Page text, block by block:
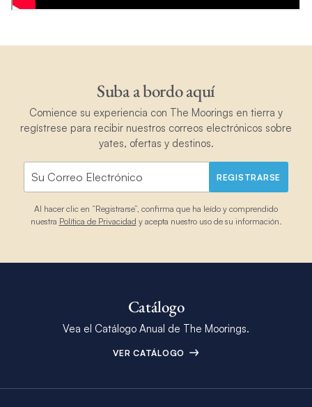
Suba a bordo aquí
Comience su experiencia con The Moorings en tierra y
regístrese para recibir nuestros correos electrónicos sobre
yates, ofertas y destinos.
REGISTRARSE
Al hacer clic en “Registrarse”, confirma que ha leído y comprendido
nuestra Política de Privacidad y acepta nuestro uso de su información.
Catálogo
Vea el Catálogo Anual de The Moorings.
VER CATÁLOGO